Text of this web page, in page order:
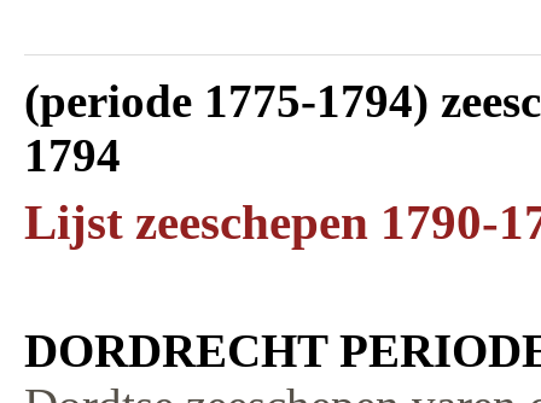
(periode 1775-1794)
1794
Lijst zeeschepen 1790-
DORDRECHT